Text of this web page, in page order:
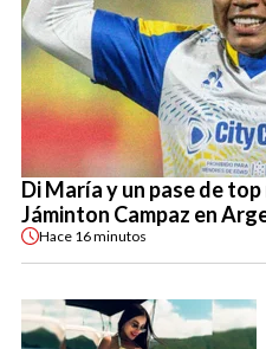
Di María y un pase de
Jáminton Campaz en
Hace 16 minutos